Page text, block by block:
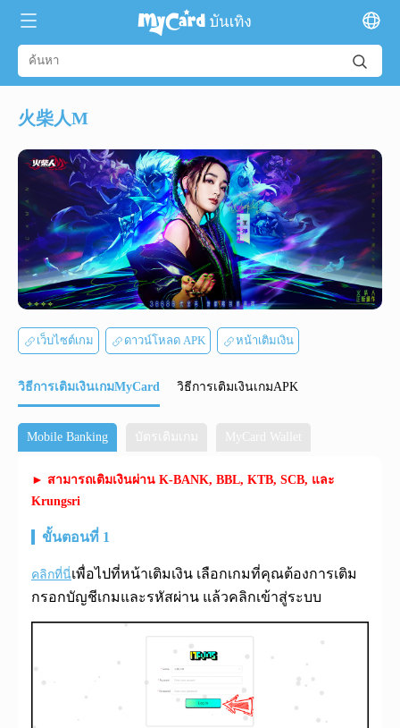
火柴人M
เว็บไซต์เกม ดาวน์โหลด APK หน้าเติมเงิน
วิธีการเติมเงินเกมMyCard วิธีการเติมเงินเกมAPK
Mobile Banking บัตรเติมเกม MyCard Wallet
► สามารถเติมเงินผ่าน K-BANK, BBL, KTB, SCB, และ
Krungsri
ขั้นตอนที่ 1
คลิกที่นี่เพื่อไปที่หน้าเติมเงิน เลือกเกมที่คุณต้องการเติม
กรอกบัญชีเกมและรหัสผ่าน แล้วคลิกเข้าสู่ระบบ